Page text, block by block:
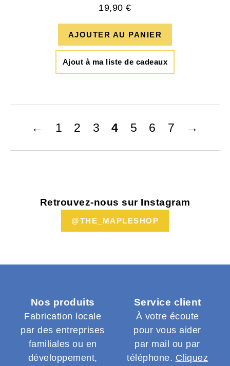
19,90€
AJOUTER AU PANIER
Ajout à ma liste de cadeaux
← 1 2 3 4 5 6 7 →
Retrouvez-nous sur Instagram
@THE_MAPLESHOP
Nos produits
Fabrication locale
par des entreprises
familiales ou en
développement,
Service client
À votre écoute
pour vous aider
par mail ou par
téléphone. Cliquez